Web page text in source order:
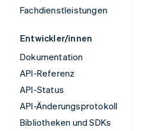
Fachdienstleistungen
Entwickler/innen
Dokumentation
API-Referenz
API-Status
API-Änderungsprotokoll
Bibliotheken und SDKs